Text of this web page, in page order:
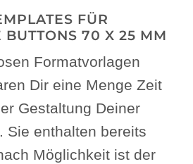
FÜR
BUTTONS 70 X 25 MM
Formatvorlagen
Dir eine Menge Zeit
Gestaltung Deiner
Sie enthalten bereits
Möglichkeit ist der